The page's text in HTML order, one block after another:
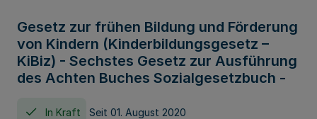
Gesetz zur frühen Bildung und Förderung
von Kindern (Kinderbildungsgesetz –
KiBiz) - Sechstes Gesetz zur Ausführung
des Achten Buches Sozialgesetzbuch -
In Kraft Seit 01. August 2020